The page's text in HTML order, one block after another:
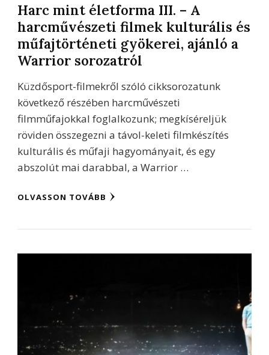
Harc mint életforma III. – A
harcművészeti filmek kulturális és
műfajtörténeti gyökerei, ajánló a
Warrior sorozatról
Küzdősport-filmekről szóló cikksorozatunk
következő részében harcművészeti
filmműfajokkal foglalkozunk; megkíséreljük
röviden összegezni a távol-keleti filmkészítés
kulturális és műfaji hagyományait, és egy
abszolút mai darabbal, a Warrior …
OLVASSON TOVÁBB